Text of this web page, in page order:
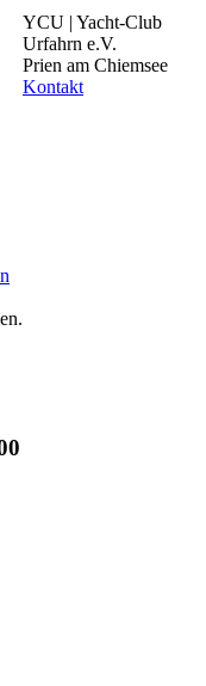
YCU | Yacht-Club
Urfahrn e.V.
Prien am Chiemsee
Kontakt